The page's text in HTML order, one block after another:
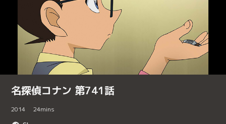
名探偵コナン 第741話
2014 24mins